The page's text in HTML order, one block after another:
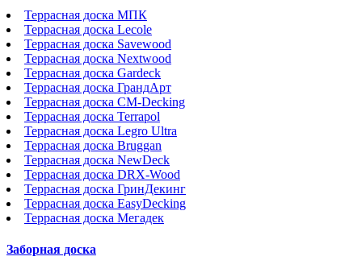
Террасная доска МПК
Террасная доска Lecole
Террасная доска Savewood
Террасная доска Nextwood
Террасная доска Gardeck
Террасная доска ГрандАрт
Террасная доска CM-Decking
Террасная доска Terrapol
Террасная доска Legro Ultra
Террасная доска Bruggan
Террасная доска NewDeck
Террасная доска DRX-Wood
Террасная доска ГринДекинг
Террасная доска EasyDecking
Террасная доска Мегадек
Заборная доска